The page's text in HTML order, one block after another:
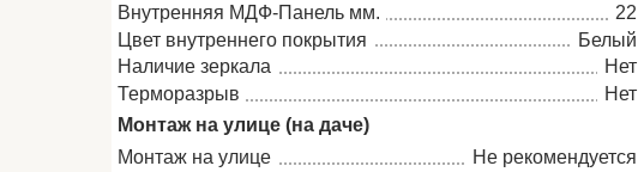
Внутренняя МДФ-Панель мм.
22
Цвет внутреннего покрытия
Белый
Наличие зеркала
Нет
Терморазрыв
Нет
Монтаж на улице (на даче)
Монтаж на улице
Не рекомендуется